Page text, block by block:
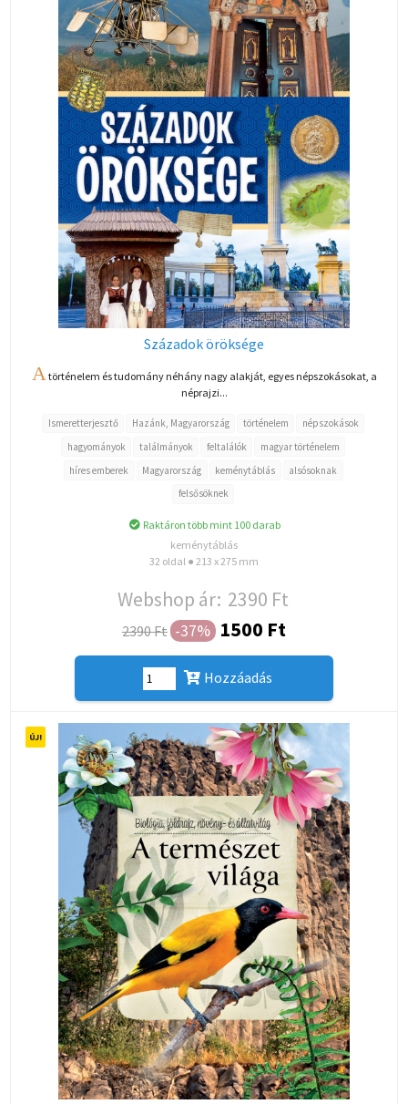
Századok öröksége
A történelem és tudomány néhány nagy alakját, egyes népszokásokat, a
néprajzi...
Ismeretterjesztő Hazánk, Magyarország történelem
népszokások
hagyományok
találmányok feltalálók
magyar történelem
híres emberek
Magyarország keménytáblás
alsósoknak
felsősöknek
Raktáron több mint 100 darab
keménytáblás
32 oldal ● 213 x 275 mm
Webshop ár: 2390 Ft
2390 Ft -37% 1500 Ft
Hozzáadás